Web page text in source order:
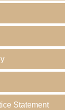
Statement